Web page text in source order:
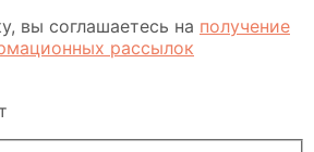
вы соглашаетесь на получение
рассылок